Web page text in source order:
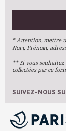
VOS
Arts Plastiques
Arts Du Texte
Arts
Ateliers À
* Attention, mettre
Nom, Prénom,
** Si vous
collectées par ce
SUIVEZ-NOUS